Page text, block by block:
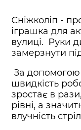
Сніжколіп -
іграшка для
вулиці. Руки
замерзнути
За допомогою
швидкість
зростає в
рівні, а
влучність